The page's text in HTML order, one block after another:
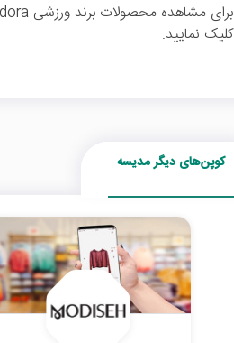
کلیک نمایید.
کوپن‌های دیگر مدیسه